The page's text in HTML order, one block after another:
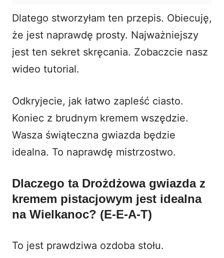
Dlatego stworzyłam ten przepis. Obiecuję,
że jest naprawdę prosty. Najważniejszy
jest ten sekret skręcania. Zobaczcie nasz
wideo tutorial.
Odkryjecie, jak łatwo zapleść ciasto.
Koniec z brudnym kremem wszędzie.
Wasza świąteczna gwiazda będzie
idealna. To naprawdę mistrzostwo.
Dlaczego ta Drożdżowa gwiazda z
kremem pistacjowym jest idealna
na Wielkanoc? (E-E-A-T)
To jest prawdziwa ozdoba stołu.